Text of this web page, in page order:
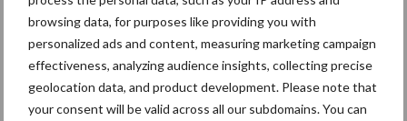
browsing data, for purposes like providing you with
personalized ads and content, measuring marketing campaign
effectiveness, analyzing audience insights, collecting precise
geolocation data, and product development. Please note that
your consent will be valid across all our subdomains. You can
dezelfde periode vorig jaar. Deze stijging werd met name
veroorzaakt door verbeteringen in het werkkapitaal.
Melkaanvoer in lijn met vorig jaar